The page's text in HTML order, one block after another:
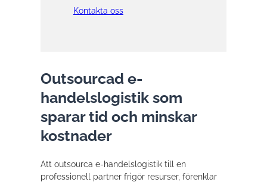
Kontakta oss
Outsourcad e-
handelslogistik som
sparar tid och minskar
kostnader
Att outsourca e-handelslogistik till en
professionell partner frigör resurser, förenklar